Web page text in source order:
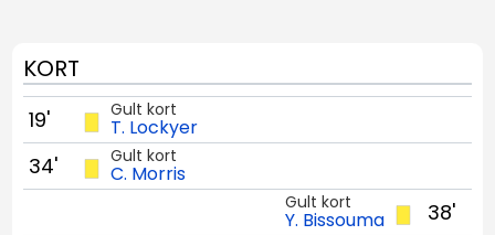
KORT
Gult kort
T. Lockyer
19'
Gult kort
C. Morris
34'
38'
Gult kort
Y. Bissouma